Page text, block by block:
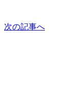
次の記事へ